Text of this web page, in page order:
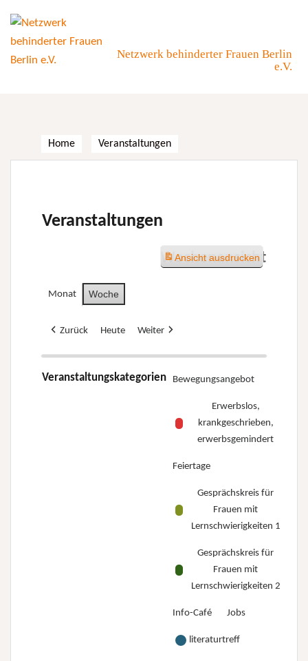
content
Netzwerk behinderter Frauen Berlin
e.V.
Home Veranstaltungen
Veranstaltungen
Wochenansicht
Monat Woche
Zurück Heute Weiter
Veranstaltungskategorien Bewegungsangebot
Erwerbslos,
krankgeschrieben,
erwerbsgemindert
Feiertage
Gesprächskreis für
Frauen mit
Lernschwierigkeiten 1
Gesprächskreis für
Frauen mit
Lernschwierigkeiten 2
Info-Café Jobs
literaturtreff
Ansichtausdrucken